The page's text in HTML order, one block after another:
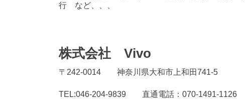
行 など、、、
株式会社 Vivo
〒242-0014 神奈川県大和市上和田741-5
TEL:046-204-9839 直通電話：070-1491-1126